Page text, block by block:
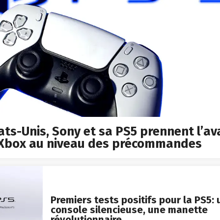
Unis, Sony et sa PS5 prennent
au niveau des précommandes
Premiers tests positifs pour la PS5:
console silencieuse, une manette